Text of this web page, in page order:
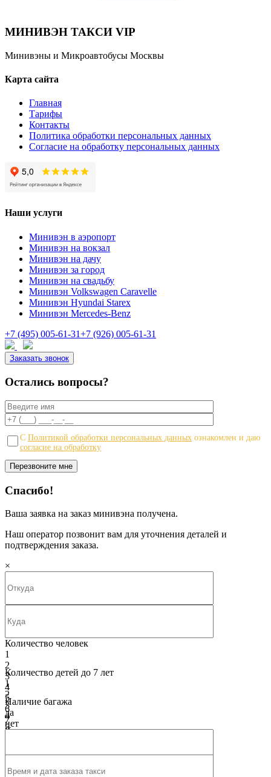
МИНИВЭН ТАКСИ VIP
Минивэны и Микроавтобусы Москвы
Карта сайта
Главная
Тарифы
Контакты
Политика обработки персональных данных
Согласие на обработку персональных данных
Наши услуги
Минивэн в аэропорт
Минивэн на вокзал
Минивэн на дачу
Минивэн за город
Минивэн на свадьбу
Минивэн Volkswagen Caravelle
Минивэн Hyundai Starex
Минивэн Mercedes-Benz
+7 (495) 005-61-31+7 (926) 005-61-31
Заказать звонок
Остались вопросы?
С Политикой обработки персональных данных ознакомлен и даю
согласие на обработку
Спасибо!
Ваша заявка на заказ минивэна получена.
Наш оператор позвонит вам для уточнения деталей и
подтверждения заказа.
×
Количество человек
1
2
3
4
5
6
7
8
10
Количество детей до 7 лет
1
2
3
4
5
9
Наличие багажа
да
нет
Класс машины
Бизнес - класс Mercedes V-class